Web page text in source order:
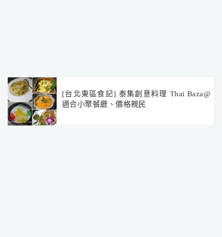
[台北東區食記] 泰集創意料理 Thai Baza@
適合小聚餐廳、價格親民